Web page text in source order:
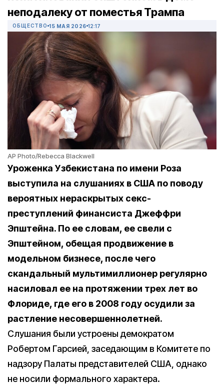
неподалеку от поместья Трампа
ОБЩЕСТВО 15 МАЯ 2026 12:17
AP Photo/Rebecca Blackwell
Уроженка Узбекистана по имени Роза
выступила на слушаниях в США по поводу
вероятных нераскрытых секс-
преступлений финансиста Джеффри
Эпштейна. По ее словам, ее свели с
Эпштейном, обещая продвижение в
модельном бизнесе, после чего
скандальный мультимиллионер регулярно
насиловал ее на протяжении трех лет во
Флориде, где его в 2008 году осудили за
растление несовершеннолетней.
Слушания были устроены демократом
Робертом Гарсией, заседающим в Комитете по
надзору Палаты представителей США, однако
не носили формального характера.